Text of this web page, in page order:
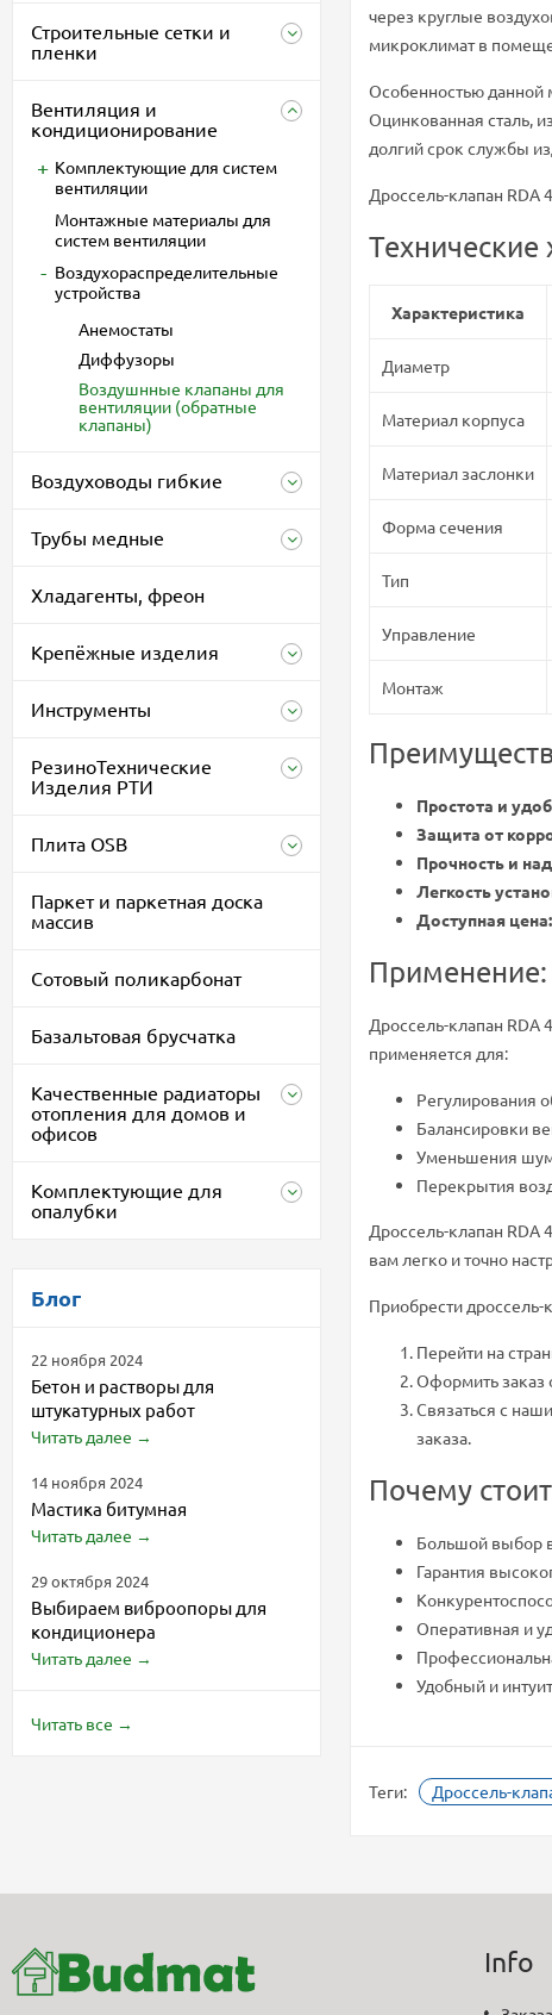
Строительные сетки и
пленки
Вентиляция и
кондиционирование
Комплектующие для систем
вентиляции
Монтажные материалы для
систем вентиляции
Воздухораспределительные
устройства
Анемостаты
Диффузоры
Воздушнные клапаны для
вентиляции (обратные
клапаны)
Воздуховоды гибкие
Трубы медные
Хладагенты, фреон
Крепёжные изделия
Инструменты
РезиноТехнические
Изделия РТИ
Плита OSB
Паркет и паркетная доска
массив
Сотовый поликарбонат
Базальтовая брусчатка
Качественные радиаторы
отопления для домов и
офисов
Комплектующие для
опалубки
Блог
22 ноября 2024
Бетон и растворы для
штукатурных работ
Читать далее →
14 ноября 2024
Мастика битумная
Читать далее →
29 октября 2024
Выбираем виброопоры для
кондиционера
Читать далее →
Читать все →
через круглые
микроклимат в
Особенностью данной
Оцинкованная сталь,
долгий срок службы
Дроссель-клапан RDA
Технические
Характеристика
Диаметр
Материал корпуса
Материал заслонки
Форма сечения
Тип
Управление
Монтаж
Простота и
Защита от
Прочность и
Легкость
Доступная цена:
Применение:
Дроссель-клапан
применяется для:
Регулирования
Балансировки
Уменьшения
Перекрытия
Дроссель-клапан
вам легко и точно
Приобрести дроссель-
Перейти на
Оформить заказ
Связаться с
заказа.
Почему
Большой выбор
Гарантия
Оперативная и
Удобный и
Теги: Дроссель-
Info